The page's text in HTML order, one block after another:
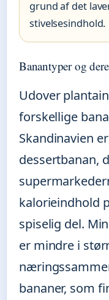
grund af det
stivelsesindhold.
Banantyper og
Udover
forskellige
Skandinavien
dessertbanan,
kalorieindhold
spiselig del.
er mindre i
bananer, som